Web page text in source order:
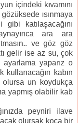
içindeki kıvamını
ısınmaya
katılaşacağını
ara ara
ve göz göz
gelir ise az su, çok
yaparız o
kabın
olursa un koydukça
yapmış olabilir kab
peyniri ilave
olursak koca bir